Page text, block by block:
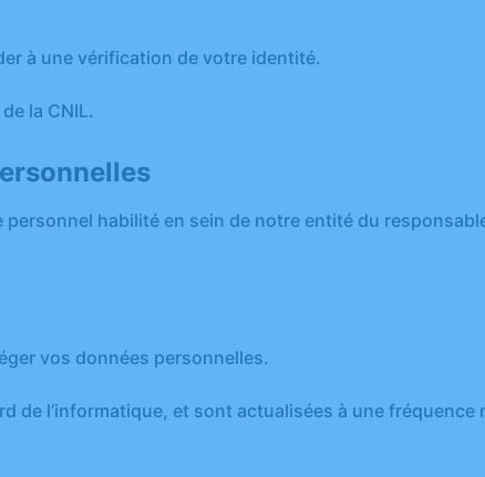
à une vérification de votre identité.
la CNIL.
habilité en sein de notre entité du
vos données personnelles.
l’informatique, et sont actualisées à une fréquence